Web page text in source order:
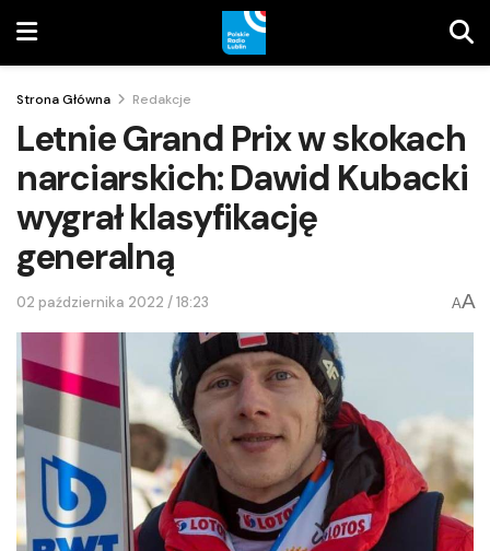
Strona Główna Redakcje
Letnie Grand Prix w skokach
narciarskich: Dawid Kubacki
wygrał klasyfikację
generalną
02 października 2022 / 18:23 AA